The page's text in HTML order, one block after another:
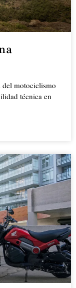
motociclismo
técnica en